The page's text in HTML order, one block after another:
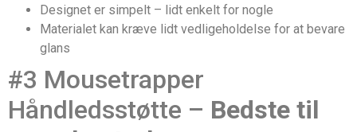
Designet er simpelt – lidt enkelt for nogle
Materialet kan kræve lidt vedligeholdelse for at bevare
glans
#3 Mousetrapper
Håndledsstøtte – Bedste til